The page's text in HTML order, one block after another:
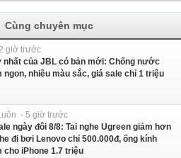
Cùng chuyên mục
giờ trước
nhất của JBL có bản mới: Chống nước
ngon, nhiều màu sắc, giá sale chỉ 1 triệu
- 5 giờ trước
ngày đôi 8/8: Tai nghe Ugreen giảm hơn
đi bơi Lenovo chỉ 500.000đ, ống kính
cho iPhone 1.7 triệu